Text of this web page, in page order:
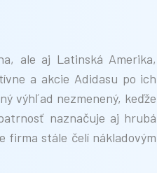
ale aj Latinská Amerika,
a akcie Adidasu po ich
výhľad nezmenený, keďže
naznačuje aj hrubá
firma stále čelí nákladovým